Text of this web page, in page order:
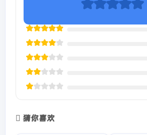
适用人群
文字工作者
学术研究者
网站运营者 ：内容管理人员，防止
猜你喜欢